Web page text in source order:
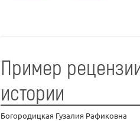
Пример
истории
Богородицкая Гузалия Рафиковна